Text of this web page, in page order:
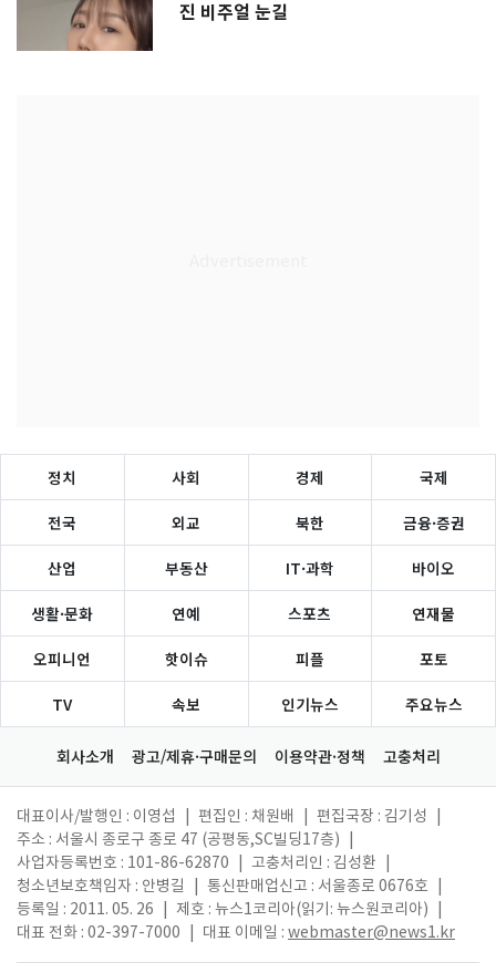
진 비주얼 눈길
정치 사회 경제 국제
전국 외교 북한 금융·증권
산업 부동산 IT·과학 바이오
생활·문화 연예 스포츠 연재물
오피니언 핫이슈 피플 포토
TV 속보 인기뉴스 주요뉴스
회사소개 광고/제휴·구매문의 이용약관·정책 고충처리
대표이사/발행인 : 이영섭 편집인 : 채원배 편집국장 : 김기성
주소 : 서울시 종로구 종로 47 (공평동,SC빌딩17층)
사업자등록번호 : 101-86-62870
고충처리인 : 김성환
청소년보호책임자 : 안병길
통신판매업신고 : 서울종로 0676호
등록일 : 2011. 05. 26
제호 : 뉴스1코리아(읽기: 뉴스원코리아)
대표 전화 : 02-397-7000
대표 이메일 : webmaster@news1.kr